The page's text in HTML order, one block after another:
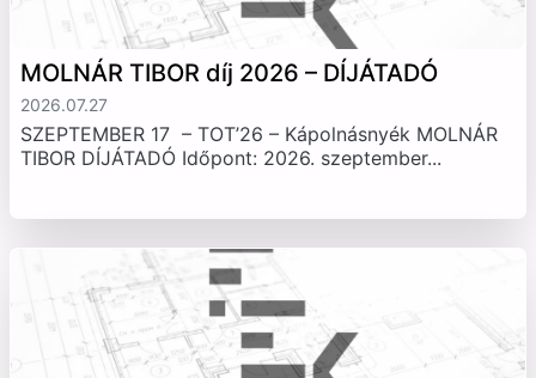
MOLNÁR TIBOR díj 2026 – DÍJÁTADÓ
2026.07.27
SZEPTEMBER 17 – TOT’26 – Kápolnásnyék MOLNÁR
TIBOR DÍJÁTADÓ Időpont: 2026. szeptember...